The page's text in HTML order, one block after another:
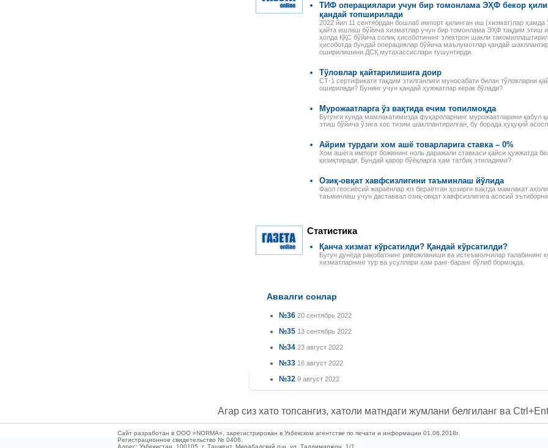
ТИФ операциялари учун бир томонлама ЭҲФ бекор
қандай топширилади
2022 йил 11 сентябрдан бошлаб импорт қилинган иш (хизмат)лар ҳамда
қайта ишлаш бўйича хизматлар учун бир томонлама ЭҲФ тақдим этиш
ҳолда ҚҚС бўйича солиқ ҳисоботининг электрон шакли
ҳисоботда бундай операциялар бўйича маълумотлар қандай
оширилишини ДСҚ мутахассислари тушунтирди.
Тўловлар қайтарилишига доир
СТ-1 сертификати тақдим этилганлиги муносабати билан тўловларни
оширилади? Бунинг учун қандай ҳужжатлар керак бўлади?
Мурожаатларга ўз вақтида ечим топилмоқда
Бугунги кунда мамлакатимизда фуқароларнинг мурожаатларини қабул
этиш бўйича ўзига хос тизим шакллантирилган, бу борада ҳуқуқий
Айрим турдаги хом ашё товарларига ставка – 0%
Хом ашёга импорт божининг ноль даражали ставкаси қайси ҳужжатда
қизиқтиради. Бундай қарор бўёқларга ҳам татбиқ этиладими?
Озиқ-овқат хавфсизлигини таъминлаш йўлида
Фаол геосиёсий жараёнлар юз бераётган ҳозирги вақтда мамлакат
таъминлаш учун даставвал озиқ-овқат хавфсизлигига асосий
Статистика
Қанча хизмат кўрсатилди? Қандай кўрсатилди?
Бугун дунёда рақобатнинг ривожланиши ва истеъмолчилар талабининг
хизматларнинг тур ва усуллари ҳам ранг-баранг бўлиб бормоқда.
Аввалги сонлар
№36 20 сентябрь 2022
№35 13 сентябрь 2022
№34 23 август 2022
№33 16 август 2022
№32 9 август 2022
Агар сиз хато топсангиз, хатоли матндаги жумлани белгиланг ва
Сайт разработан в ООО «NORMA», зарегистрирован в Узбекском агентстве по печати и информации 01.06.2018г.
Регистрационное свидетельство № 0406.
Адрес: Узбекистан, 100105, г. Ташкент, Мирабадский р-н, ул. Таллимаржон, 1/1.